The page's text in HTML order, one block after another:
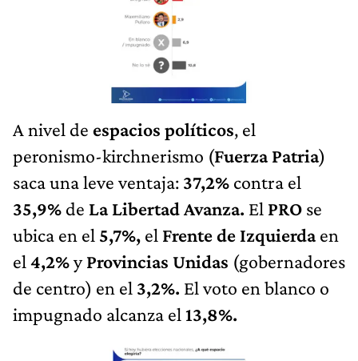
A nivel de espacios políticos, el
peronismo-kirchnerismo (Fuerza Patria)
saca una leve ventaja: 37,2% contra el
35,9% de La Libertad Avanza. El PRO se
ubica en el 5,7%, el Frente de Izquierdaen
el 4,2%yProvincias Unidas (gobernadores
de centro) en el 3,2%. El voto en blanco o
impugnado alcanza el 13,8%.